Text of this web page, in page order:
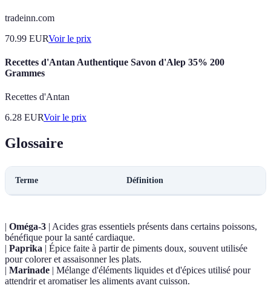
tradeinn.com
70.99 EURVoir le prix
Recettes d'Antan Authentique Savon d'Alep 35% 200
Grammes
Recettes d'Antan
6.28 EURVoir le prix
Glossaire
Terme Définition
| Oméga-3 | Acides gras essentiels présents dans certains poissons,
bénéfique pour la santé cardiaque.
| Paprika | Épice faite à partir de piments doux, souvent utilisée
pour colorer et assaisonner les plats.
| Marinade | Mélange d'éléments liquides et d'épices utilisé pour
attendrir et aromatiser les aliments avant cuisson.